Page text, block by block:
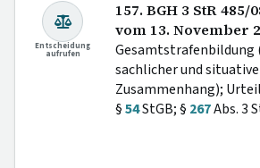
Entscheidung
aufrufen
157. BGH 3 StR 485/
vom 13. November
Gesamtstrafenbildung
sachlicher und
Zusammenhang);
§54StGB; § 267Abs. 3